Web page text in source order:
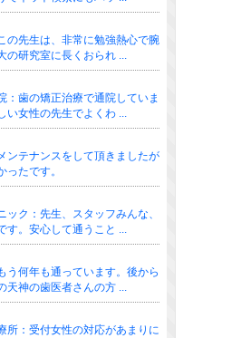
の先生は、非常に勉強熱心で腕
の研究室に長くおられ ...
：歯の矯正治療で通院していま
い女性の先生でよくわ ...
ンテナンスをして頂きましたが
ったです。
ック：先生、スタッフみんな、
す。安心して通うこと ...
う何年も通っています。後から
天神の歯医者さんの方 ...
所：受付女性の対応があまりに